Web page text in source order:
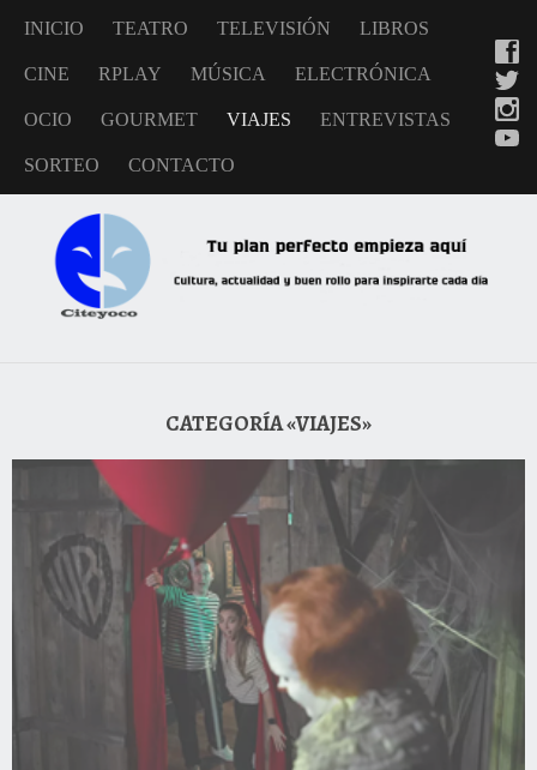
INICIO TEATRO TELEVISIÓN LIBROS
CINE RPLAY MÚSICA ELECTRÓNICA
OCIO GOURMET VIAJES ENTREVISTAS
SORTEO CONTACTO
CATEGORÍA «VIAJES»